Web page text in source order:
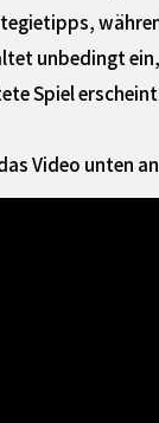
unbedingt
Spiel
Video unten